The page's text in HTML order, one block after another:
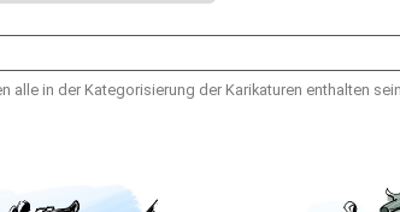
alle in der Kategorisierung der Karikaturen enthalten